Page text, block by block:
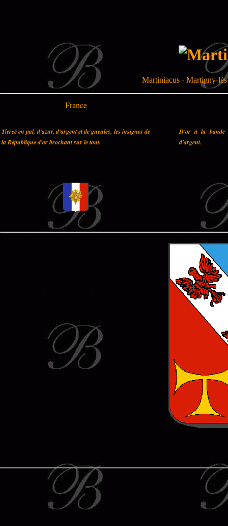
Martiniacus - Martigny-
France
Tiercé en pal, d'azur, d'argent et de gueules, les insignes de
la République d'or brochant sur le tout.
D'or à la bande
d'argent.